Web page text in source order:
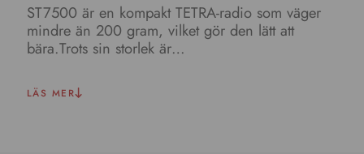
ST7500 är en kompakt TETRA-radio som väger
mindre än 200 gram, vilket gör den lätt att
bära.Trots sin storlek är…
LÄS MER